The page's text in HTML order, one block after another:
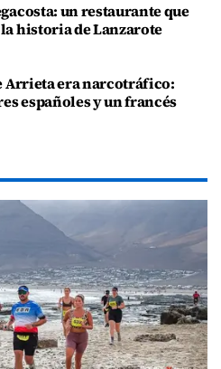
un restaurante que
historia de Lanzarote
Arrieta era narcotráfico:
españoles y un francés